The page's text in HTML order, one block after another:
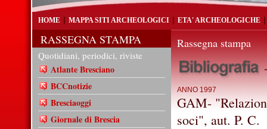
HOME MAPPA SITI ARCHEOLOGICI ETA' ARCHEOLOGICHE
RASSEGNA STAMPA
Quotidiani, periodici, riviste
Atlante Bresciano
BCCnotizie
Bresciaoggi
Giornale di Brescia
Rassegna stampa
-
ANNO 1997
GAM-
soci", aut. P. C.